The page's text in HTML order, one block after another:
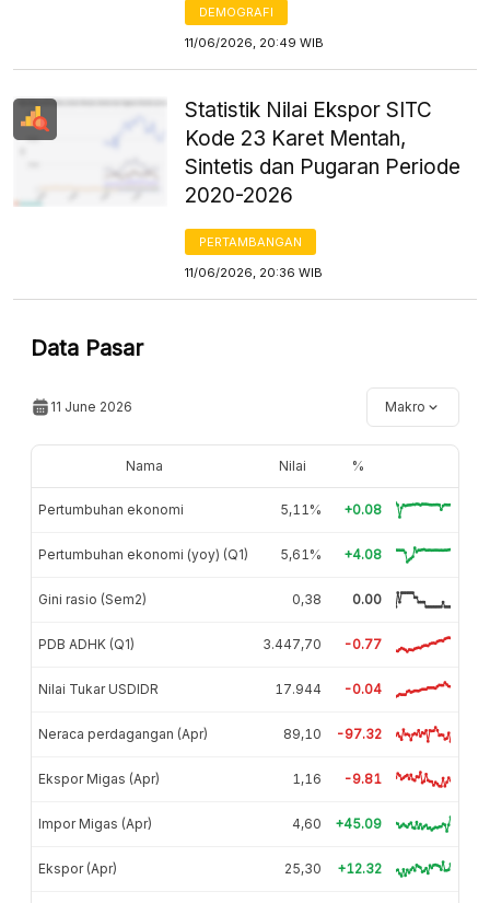
DEMOGRAFI
11/06/2026, 20:49 WIB
Statistik Nilai Ekspor SITC
Kode 23 Karet Mentah,
Sintetis dan Pugaran Periode
2020-2026
PERTAMBANGAN
11/06/2026, 20:36 WIB
Data Pasar
11 June 2026 Makro
Nama Nilai %
Pertumbuhan ekonomi 5,11% +0.08
Pertumbuhan ekonomi (yoy) (Q1) 5,61% +4.08
Gini rasio (Sem2) 0,38 0.00
PDB ADHK (Q1) 3.447,70 -0.77
Nilai Tukar USDIDR 17.944 -0.04
Neraca perdagangan (Apr) 89,10 -97.32
Ekspor Migas (Apr) 1,16 -9.81
Impor Migas (Apr) 4,60 +45.09
Ekspor (Apr) 25,30 +12.32